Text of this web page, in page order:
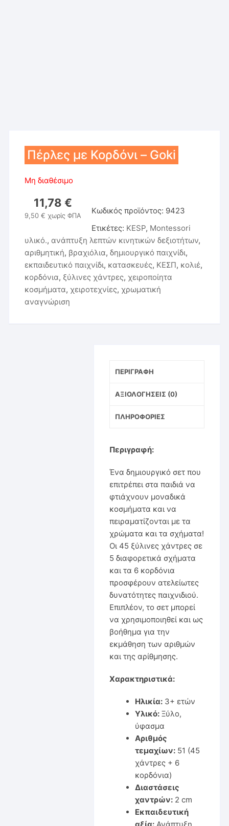
Πέρλες με Κορδόνι – Goki
Μη διαθέσιμο
11,78€
9,50€ χωρίς ΦΠΑ Κωδικός προϊόντος: 9423
Ετικέτες: KESP, Montessori
υλικό.,ανάπτυξη λεπτών κινητικών δεξιοτήτων,
αριθμητική, βραχιόλια,δημιουργικό παιχνίδι,
εκπαιδευτικό παιχνίδι, κατασκευές, ΚΕΣΠ, κολιέ,
κορδόνια, ξύλινες χάντρες,χειροποίητα
κοσμήματα,χειροτεχνίες,χρωματική
αναγνώριση
ΠΕΡΙΓΡΑΦΉ
ΑΞΙΟΛΟΓΉΣΕΙΣ (0)
ΠΛΗΡΟΦΟΡΊΕΣ
Περιγραφή:
Ένα δημιουργικό σετ που
επιτρέπει στα παιδιά να
φτιάχνουν μοναδικά
κοσμήματα και να
πειραματίζονται με τα
χρώματα και τα σχήματα!
Οι 45 ξύλινες χάντρες σε
5 διαφορετικά σχήματα
και τα 6 κορδόνια
προσφέρουν ατελείωτες
δυνατότητες παιχνιδιού.
Επιπλέον, το σετ μπορεί
να χρησιμοποιηθεί και ως
βοήθημα για την
εκμάθηση των αριθμών
και της αρίθμησης.
Χαρακτηριστικά:
Ηλικία:3+ ετών
Υλικό:Ξύλο,
ύφασμα
Αριθμός
τεμαχίων:51 (45
χάντρες + 6
κορδόνια)
Διαστάσεις
χαντρών:2 cm
Εκπαιδευτική